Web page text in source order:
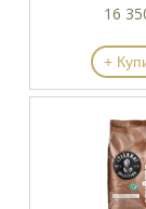
16
+